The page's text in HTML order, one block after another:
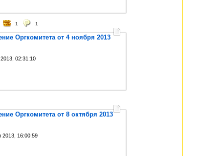
1 1
Оргкомитета от 4 ноября 2013
02:31:10
Оргкомитета от 8 октября 2013
2013, 16:00:59